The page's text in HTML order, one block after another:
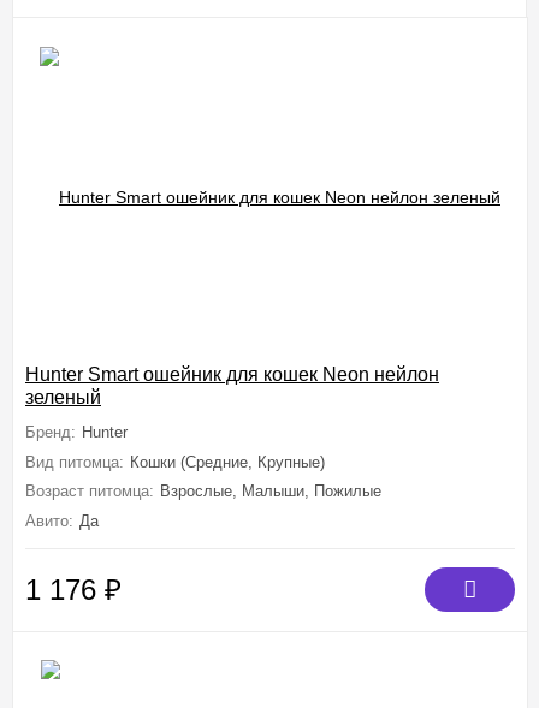
Hunter Smart ошейник для кошек Neon нейлон
зеленый
Бренд: Hunter
Вид питомца: Кошки (Средние, Крупные)
Возраст питомца: Взрослые, Малыши, Пожилые
Авито: Да
1 176 ₽